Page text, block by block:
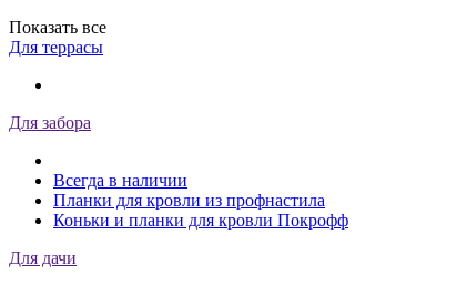
Показать все
Для террасы
Для забора
Всегда в наличии
Планки для кровли из профнастила
Коньки и планки для кровли Покрофф
Для дачи